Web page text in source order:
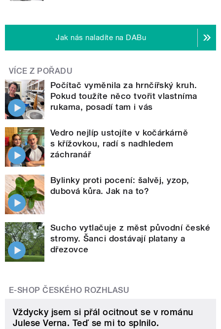
Jak nás naladíte na DABu
VÍCE Z POŘADU
Počítač vyměnila za hrnčířský kruh.
Pokud toužíte něco tvořit vlastníma
rukama, posadí tam i vás
Vedro nejlíp ustojíte v kočárkárně
s křížovkou, radí s nadhledem
záchranář
Bylinky proti pocení: šalvěj, yzop,
dubová kůra. Jak na to?
Sucho vytlačuje z měst původní české
stromy. Šanci dostávají platany a
dřezovce
E-SHOP ČESKÉHO ROZHLASU
Vždycky jsem si přál ocitnout se v románu
Julese Verna. Teď se mi to splnilo.